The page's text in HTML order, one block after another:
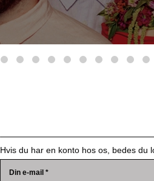
Hvis du har en konto hos os, bedes du
Din e-mail*